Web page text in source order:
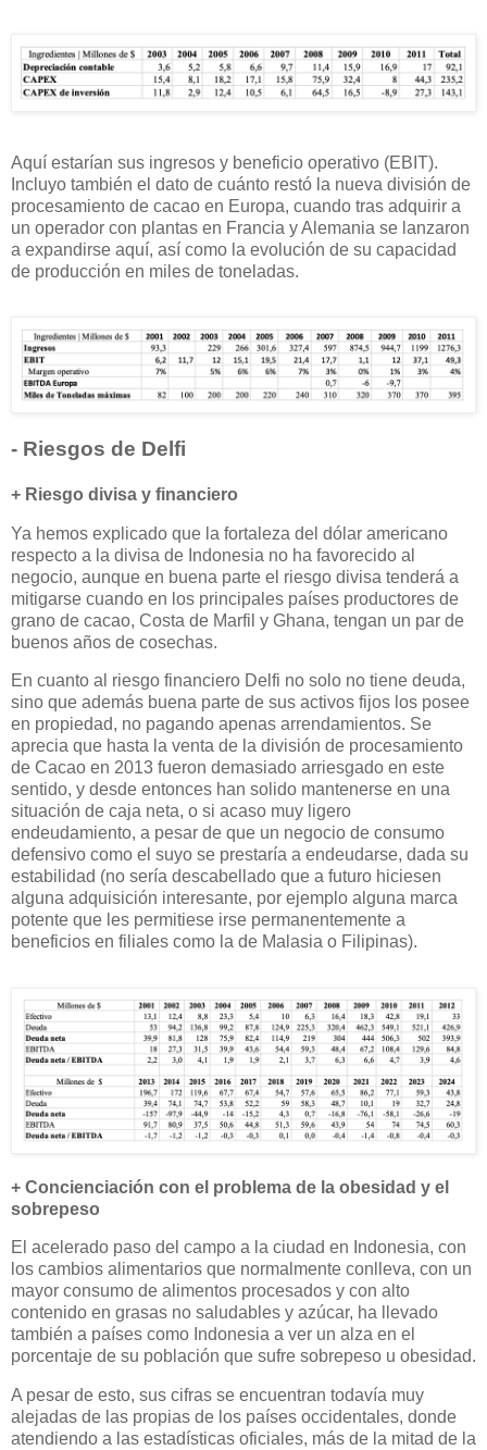
Aquí estarían sus ingresos y beneficio operativo (EBIT).
Incluyo también el dato de cuánto restó la nueva división de
procesamiento de cacao en Europa, cuando tras adquirir a
un operador con plantas en Francia y Alemania se lanzaron
a expandirse aquí, así como la evolución de su capacidad
de producción en miles de toneladas.
- Riesgos de Delfi
+ Riesgo divisa y financiero
Ya hemos explicado que la fortaleza del dólar americano
respecto a la divisa de Indonesia no ha favorecido al
negocio, aunque en buena parte el riesgo divisa tenderá a
mitigarse cuando en los principales países productores de
grano de cacao, Costa de Marfil y Ghana, tengan un par de
buenos años de cosechas.
En cuanto al riesgo financiero Delfi no solo no tiene deuda,
sino que además buena parte de sus activos fijos los posee
en propiedad, no pagando apenas arrendamientos. Se
aprecia que hasta la venta de la división de procesamiento
de Cacao en 2013 fueron demasiado arriesgado en este
sentido, y desde entonces han solido mantenerse en una
situación de caja neta, o si acaso muy ligero
endeudamiento, a pesar de que un negocio de consumo
defensivo como el suyo se prestaría a endeudarse, dada su
estabilidad (no sería descabellado que a futuro hiciesen
alguna adquisición interesante, por ejemplo alguna marca
potente que les permitiese irse permanentemente a
beneficios en filiales como la de Malasia o Filipinas).
+ Concienciación con el problema de la obesidad y el
sobrepeso
El acelerado paso del campo a la ciudad en Indonesia, con
los cambios alimentarios que normalmente conlleva, con un
mayor consumo de alimentos procesados y con alto
contenido en grasas no saludables y azúcar, ha llevado
también a países como Indonesia a ver un alza en el
porcentaje de su población que sufre sobrepeso u obesidad.
A pesar de esto, sus cifras se encuentran todavía muy
alejadas de las propias de los países occidentales, donde
atendiendo a las estadísticas oficiales, más de la mitad de la